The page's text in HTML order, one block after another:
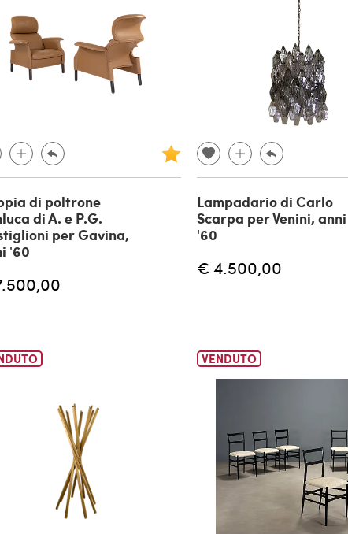
di poltrone
di A. e P.G.
per Gavina,
'60
Lampadario di Carlo
Scarpa per Venini, anni
'60
€ 4.500,00
VENDUTO